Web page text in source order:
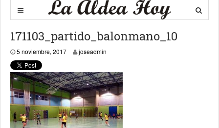
171103_partido_balonmano_10
5 noviembre, 20175 noviembre, 2017
joseadmin